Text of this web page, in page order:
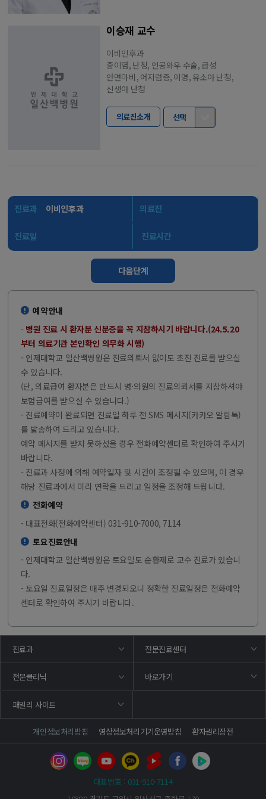
이승재 교수
이비인후과
중이염, 난청, 인공와우 수술, 급성
안면마비, 어지럼증, 이명, 유소아 난청,
신생아 난청
의료진소개 선택
진료과 이비인후과 의료진
진료일 진료시간
다음단계
예약안내
- 병원 진료 시 환자분 신분증을 꼭 지참하시기 바랍니다.(24.5.20
부터 의료기관 본인확인 의무화 시행)
- 인제대학교 일산백병원은 진료의뢰서 없이도 초진 진료를 받으실
수 있습니다.
(단, 의료급여 환자분은 반드시 병·의원의 진료의뢰서를 지참하셔야
보험급여를 받으실 수 있습니다.)
- 진료예약이 완료되면 진료일 하루 전 SMS 메시지(카카오 알림톡)
를 발송하여 드리고 있습니다.
예약 메시지를 받지 못하셨을 경우 전화예약센터로 확인하여 주시기
바랍니다.
- 진료과 사정에 의해 예약일자 및 시간이 조정될 수 있으며, 이 경우
해당 진료과에서 미리 연락을 드리고 일정을 조정해 드립니다.
전화예약
- 대표전화(전화예약센터) 031-910-7000, 7114
토요진료안내
- 인제대학교 일산백병원은 토요일도 순환제로 교수 진료가 있습니
다.
- 토요일 진료일정은 매주 변경되오니 정확한 진료일정은 전화예약
센터로 확인하여 주시기 바랍니다.
진료과 전문진료센터
전문클리닉 바로가기
패밀리 사이트
개인정보처리방침 영상정보처리기기운영방침 환자권리장전
대표번호 : 031-910-7114